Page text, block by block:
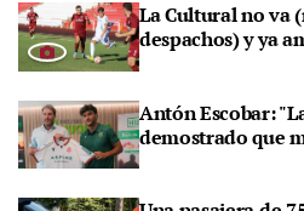
La Cultural no va
despachos) y ya
Antón Escobar:
demostrado que